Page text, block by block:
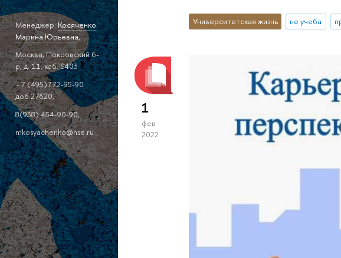
Менеджер:Косяченко
Марина Юрьевна,
Москва, Покровский б-
р, д. 11, каб. S403
+7 (495)772-95-90
доб.27620,
8(938) 454-90-90,
mkosyachenko@hse.ru
Университетская жизнь не учеба
1
фев
2022